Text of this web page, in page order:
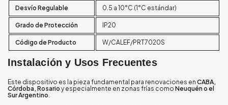
Desvío Regulable 0.5 a 10°C (1°C estándar)
Grado de Protección IP20
Código de Producto W/CALEF/PRT7020S
Instalación y Usos Frecuentes
Este dispositivo es la pieza fundamental para renovaciones en CABA,
Córdoba, Rosario y especialmente en zonas frías como Neuquén o el
Sur Argentino.